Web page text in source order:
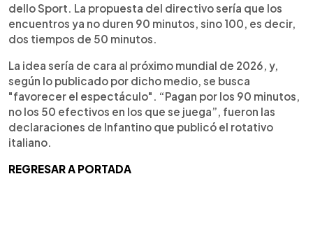
dello Sport. La propuesta del directivo sería que los
encuentros ya no duren 90 minutos, sino 100, es decir,
dos tiempos de 50 minutos.
La idea sería de cara al próximo mundial de 2026, y,
según lo publicado por dicho medio, se busca
"favorecer el espectáculo". “Pagan por los 90 minutos,
no los 50 efectivos en los que se juega”, fueron las
declaraciones de Infantino que publicó el rotativo
italiano.
REGRESAR A PORTADA